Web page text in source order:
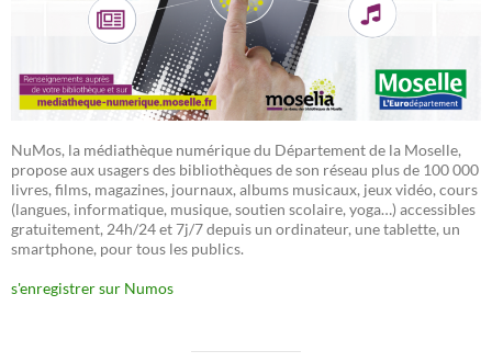
NuMos, la médiathèque numérique du Département de la Moselle,
propose aux usagers des bibliothèques de son réseau plus de 100 000
livres, films, magazines, journaux, albums musicaux, jeux vidéo, cours
(langues, informatique, musique, soutien scolaire, yoga…) accessibles
gratuitement, 24h/24 et 7j/7 depuis un ordinateur, une tablette, un
smartphone, pour tous les publics.
s'enregistrer sur Numos